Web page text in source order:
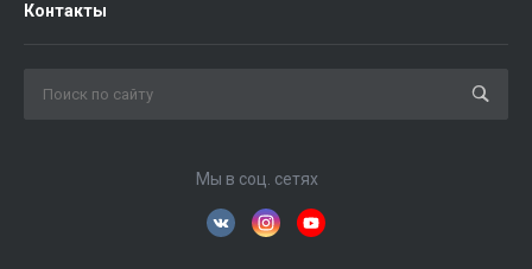
Контакты
Мы в соц. сетях